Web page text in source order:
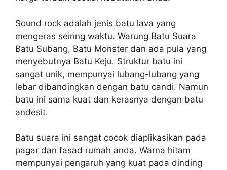
Sound rock adalah jenis batu lava yang
mengeras seiring waktu. Warung Batu Suara
Batu Subang, Batu Monster dan ada pula yang
menyebutnya Batu Keju. Struktur batu ini
sangat unik, mempunyai lubang-lubang yang
lebar dibandingkan dengan batu candi. Namun
batu ini sama kuat dan kerasnya dengan batu
andesit.
Batu suara ini sangat cocok diaplikasikan pada
pagar dan fasad rumah anda. Warna hitam
mempunyai pengaruh yang kuat pada dinding